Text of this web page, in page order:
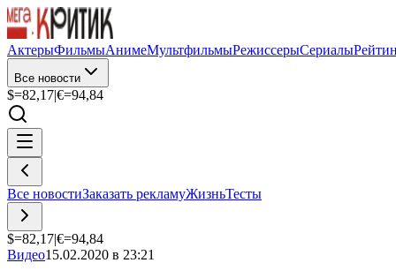
АктерыФильмыАнимеМультфильмыРежиссерыСериалы
Все новости
$=82,17|€=94,84
Все новостиЗаказать рекламуЖизньТесты
$=82,17|€=94,84
Видео15.02.2020 в 23:21